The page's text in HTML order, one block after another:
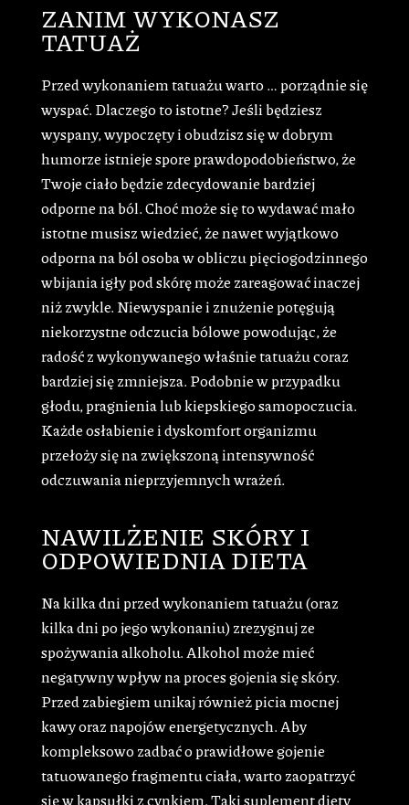
ZANIM WYKONASZ
TATUAŻ
Przed wykonaniem tatuażu warto … porządnie się
wyspać. Dlaczego to istotne? Jeśli będziesz
wyspany, wypoczęty i obudzisz się w dobrym
humorze istnieje spore prawdopodobieństwo, że
Twoje ciało będzie zdecydowanie bardziej
odporne na ból. Choć może się to wydawać mało
istotne musisz wiedzieć, że nawet wyjątkowo
odporna na ból osoba w obliczu pięciogodzinnego
wbijania igły pod skórę może zareagować inaczej
niż zwykle. Niewyspanie i znużenie potęgują
niekorzystne odczucia bólowe powodując, że
radość z wykonywanego właśnie tatuażu coraz
bardziej się zmniejsza. Podobnie w przypadku
głodu, pragnienia lub kiepskiego samopoczucia.
Każde osłabienie i dyskomfort organizmu
przełoży się na zwiększoną intensywność
odczuwania nieprzyjemnych wrażeń.
NAWILŻENIE SKÓRY I
ODPOWIEDNIA DIETA
Na kilka dni przed wykonaniem tatuażu (oraz
kilka dni po jego wykonaniu) zrezygnuj ze
spożywania alkoholu. Alkohol może mieć
negatywny wpływ na proces gojenia się skóry.
Przed zabiegiem unikaj również picia mocnej
kawy oraz napojów energetycznych. Aby
kompleksowo zadbać o prawidłowe gojenie
tatuowanego fragmentu ciała, warto zaopatrzyć
się w kapsułki z cynkiem. Taki suplement diety